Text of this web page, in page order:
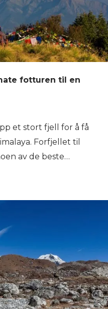
fotturen til en
et stort fjell for å få
Forfjellet til
av de beste
et perfekt
de største og
Ingen tid? Ikke noe
turen kan gjøres
på deg turskoene
Hos
spørsmålet om hva
er, mens du fortsatt